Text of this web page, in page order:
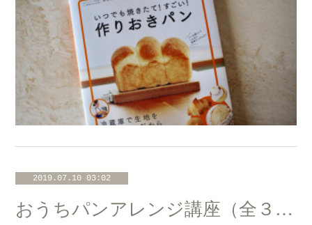
2019.07.10 03:02
おうちパンアレンジ講座（全３回）@たまプラーザ「3丁目カフェ」開催のお知らせ☆